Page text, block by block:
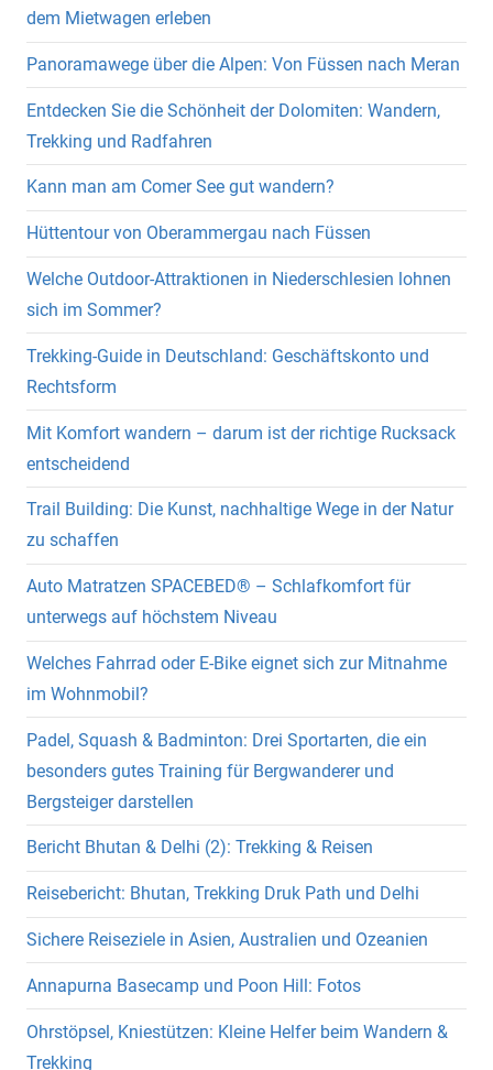
dem Mietwagen erleben
Panoramawege über die Alpen: Von Füssen nach Meran
Entdecken Sie die Schönheit der Dolomiten: Wandern,
Trekking und Radfahren
Kann man am Comer See gut wandern?
Hüttentour von Oberammergau nach Füssen
Welche Outdoor-Attraktionen in Niederschlesien lohnen
sich im Sommer?
Trekking-Guide in Deutschland: Geschäftskonto und
Rechtsform
Mit Komfort wandern – darum ist der richtige Rucksack
entscheidend
Trail Building: Die Kunst, nachhaltige Wege in der Natur
zu schaffen
Auto Matratzen SPACEBED® – Schlafkomfort für
unterwegs auf höchstem Niveau
Welches Fahrrad oder E-Bike eignet sich zur Mitnahme
im Wohnmobil?
Padel, Squash & Badminton: Drei Sportarten, die ein
besonders gutes Training für Bergwanderer und
Bergsteiger darstellen
Bericht Bhutan & Delhi (2): Trekking & Reisen
Reisebericht: Bhutan, Trekking Druk Path und Delhi
Sichere Reiseziele in Asien, Australien und Ozeanien
Annapurna Basecamp und Poon Hill: Fotos
Ohrstöpsel, Kniestützen: Kleine Helfer beim Wandern &
Trekking